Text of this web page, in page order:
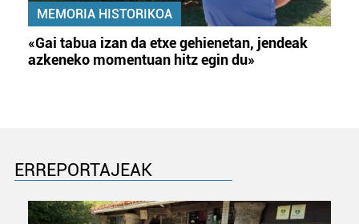
MEMORIA HISTORIKOA
«Gai tabua izan da etxe gehienetan, jendeak
azkeneko momentuan hitz egin du»
ERREPORTAJEAK